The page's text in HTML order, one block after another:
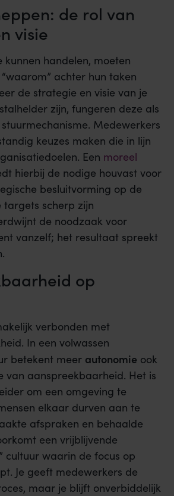
de rol van
visie
kunnen handelen, moeten
achter hun taken
de strategie en visie van je
zijn, fungeren deze als
Medewerkers
keuzes maken die in lijn
Een moreel
hierbij de nodige houvast voor
besluitvorming op de
targets scherp zijn
de noodzaak voor
vanzelf; het resultaat spreekt
op
verbonden met
In een volwassen
betekent meer autonomie ook
van aanspreekbaarheid. Het is
om een omgeving te
elkaar durven aan te
afspraken en behaalde
een vrijblijvende
cultuur waarin de focus op
Je geeft medewerkers de
maar je blijft onverbiddelijk